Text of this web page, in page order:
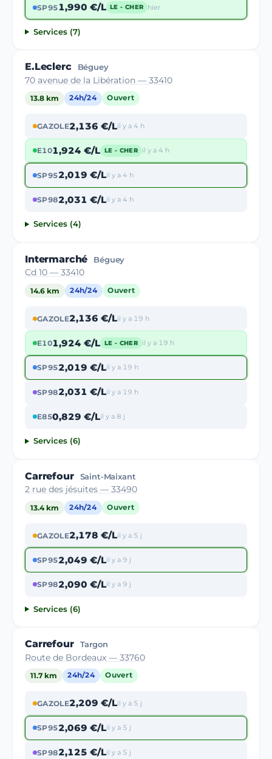
SP951,990 €/L LE - CHER hier
Services (7)
E.Leclerc Béguey
70 avenue de la Libération — 33410
13.8 km 24h/24 Ouvert
GAZOLE2,136 €/Lil y a 4 h
E101,924 €/L LE - CHER il y a 4 h
SP952,019 €/Lil y a 4 h
SP982,031 €/Lil y a 4 h
Services (4)
Intermarché Béguey
Cd 10 — 33410
14.6 km 24h/24 Ouvert
GAZOLE2,136 €/Lil y a 19 h
E101,924 €/L LE - CHER il y a 19 h
SP952,019 €/Lil y a 19 h
SP982,031 €/Lil y a 19 h
E850,829 €/Lil y a 8 j
Services (6)
Carrefour Saint-Maixant
2 rue des jésuites — 33490
13.4 km 24h/24 Ouvert
GAZOLE2,178 €/Lil y a 5 j
SP952,049 €/Lil y a 9 j
SP982,090 €/Lil y a 9 j
Services (6)
Carrefour Targon
Route de Bordeaux — 33760
11.7 km 24h/24 Ouvert
GAZOLE2,209 €/Lil y a 5 j
SP952,069 €/Lil y a 5 j
SP982,125 €/Lil y a 5 j